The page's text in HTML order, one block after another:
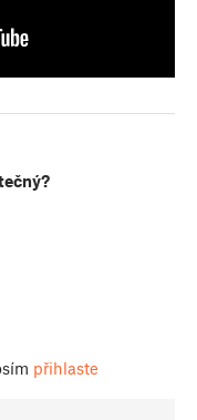
přihlaste